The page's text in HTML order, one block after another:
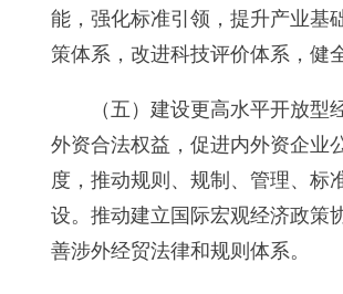
能，强化标准引领，提升产业基
策体系，改进科技评价体系，健
（五）建设更高水平开放
外资合法权益，促进内外资企业
度，推动规则、规制、管理、标
设。推动建立国际宏观经济政策
善涉外经贸法律和规则体系。